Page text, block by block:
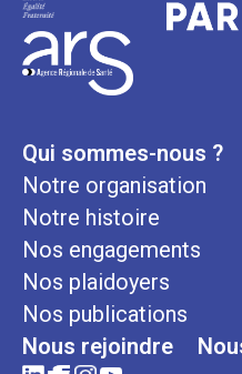
Qui sommes-nous ?
Notre organisation
Notre histoire
Nos engagements
Nos plaidoyers
Nos publications
Nous rejoindre